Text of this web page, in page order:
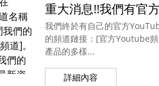
重大消息!!我們有官
我們終於有自己的官方
的頻道鏈接：[官方Youtube
產品的多樣...
詳細內容